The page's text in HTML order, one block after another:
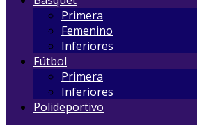
Primera
Femenino
Inferiores
Fútbol
Primera
Inferiores
Polideportivo